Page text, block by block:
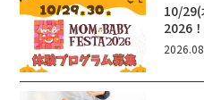
10/29(
2026
ん向け